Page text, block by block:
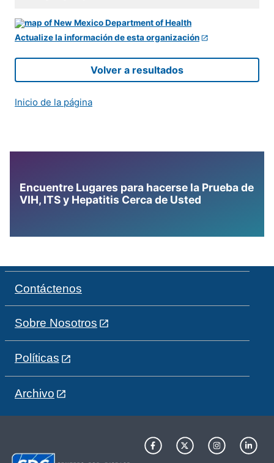
Actualize la información de esta organización
Volver a resultados
Inicio de la página
Encuentre Lugares para hacerse la Prueba de
VIH, ITS y Hepatitis Cerca de Usted
Contáctenos
Sobre Nosotros
Políticas
Archivo